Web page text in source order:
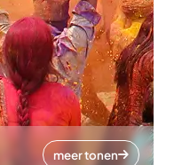
meer tonen